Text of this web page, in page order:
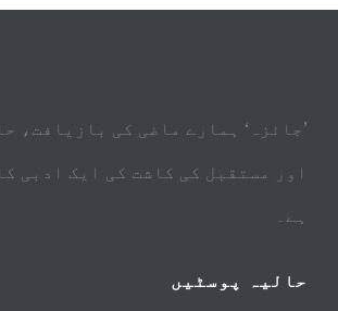
’جائزہ‘ ہمارے ماضی کی بازیافت،
اور مستقبل کی کاشت کی ایک ادبی
ہے۔
حالیہ پوسٹیں